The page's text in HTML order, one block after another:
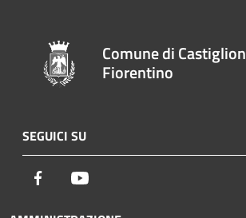
Comune di Castiglion
Fiorentino
SEGUICI SU
Facebook